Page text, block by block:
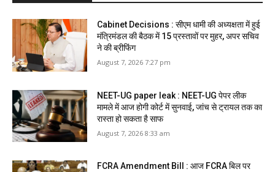
Cabinet Decisions : सीएम धामी की अध्यक्षता में हुई
मंत्रिमंडल की बैठक में 15 प्रस्तावों पर मुहर, अपर सचिव
ने की ब्रीफिंग
August 7, 2026 7:27 pm
NEET-UG paper leak : NEET-UG पेपर लीक
मामले में आज होगी कोर्ट में सुनवाई, जांच से ट्रायल तक का
रास्ता हो सकता है साफ
August 7, 2026 8:33 am
FCRA Amendment Bill : आज FCRA बिल पर